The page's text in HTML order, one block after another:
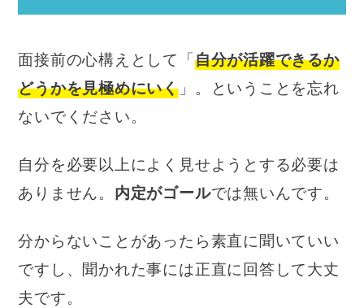
面接前の心構えとして「自分が活躍できるか
どうかを見極めにいく 」。ということを忘れ
ないでください。
自分を必要以上によく見せようとする必要は
ありません。 内定がゴールでは無いんです。
分からないことがあったら素直に聞いていい
ですし、聞かれた事には正直に回答して大丈
夫です。